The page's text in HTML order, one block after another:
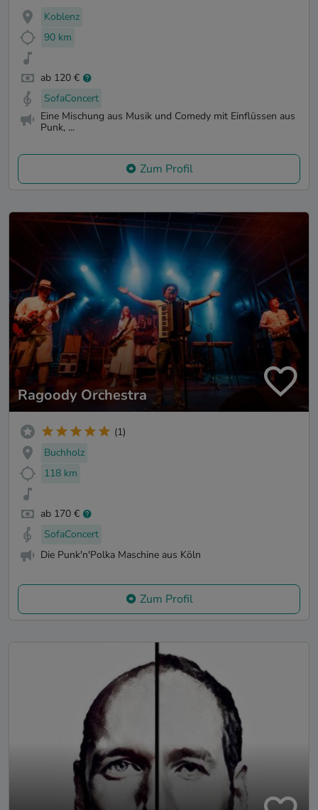
Koblenz
90 km
ab 120 €
SofaConcert
Eine Mischung aus Musik und Comedy mit Einflüssen aus
Punk, ...
Zum Profil
Ragoody Orchestra
(1)
Buchholz
118 km
ab 170 €
SofaConcert
Die Punk'n'Polka Maschine aus Köln
Zum Profil